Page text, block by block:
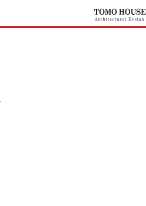
content